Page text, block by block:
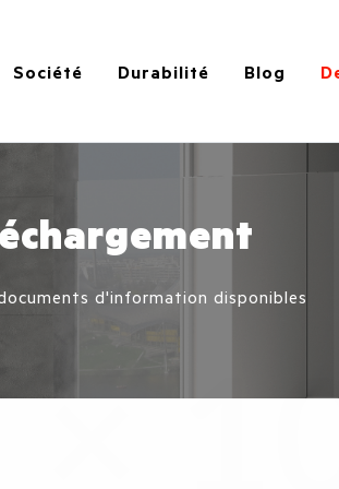
Société Durabilité Blog
d'information disponibles